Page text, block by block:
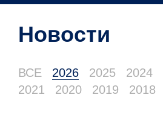
Новости
ВСЕ 2026 2025 2024
2021
2020 2019 2018